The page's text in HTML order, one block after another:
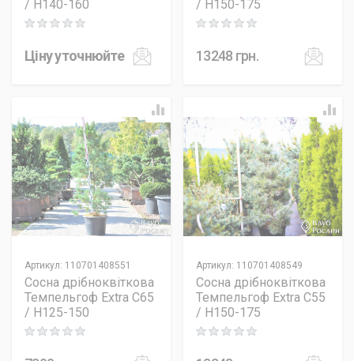
/ H140-160
Rating: 0 out of 5
Ціну уточнюйте
/ H150-175
Rating: 0 out of 5
13248 грн.
Артикул: 110701408551
Сосна дрібноквіткова
Темпельгоф Extra C65
/ H125-150
Rating: 0 out of 5
Артикул: 110701408549
Сосна дрібноквіткова
Темпельгоф Extra C55
/ H150-175
Rating: 0 out of 5